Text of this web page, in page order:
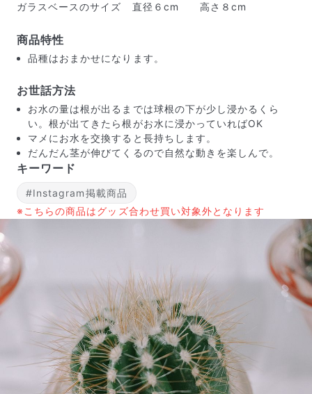
もし届いたお花に「枯れている」「折れている」などの
不備があった場合は、些細なことでもお気軽にサポート
までご連絡ください。ご返金にて補償いたします。
写真と同じものが届く？
商品ページに掲載している写真は、実際にお届けする商
品を撮影したものです。お花は生き物なので、どうして
も色味やサイズ・咲き方に個体差はありますが、できる
だけ写真のイメージに近いものをお届けできるように人
の目でチェックをしています。
ガラスベースのサイズ 直径６cm 高さ８cm
商品特性
品種はおまかせになります。
お世話方法
お水の量は根が出るまでは球根の下が少し浸かるくら
い。根が出てきたら根がお水に浸かっていればOK
マメにお水を交換すると長持ちします。
だんだん茎が伸びてくるので自然な動きを楽しんで。
キーワード
#Instagram掲載商品
※こちらの商品はグッズ合わせ買い対象外となります